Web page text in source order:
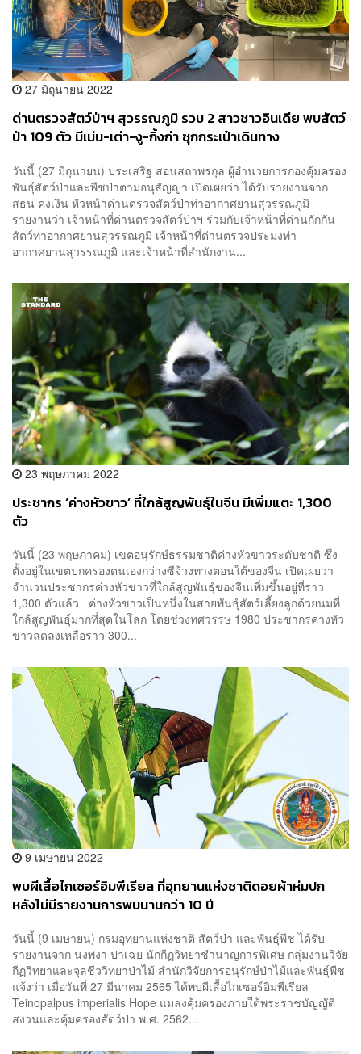
27 มิถุนายน 2022
ด่านตรวจสัตว์ป่าฯ สุวรรณภูมิ รวบ 2 สาวชาวอินเดีย พบสัตว์
ป่า 109 ตัว มีเม่น-เต่า-งู-กิ้งก่า ซุกกระเป๋าเดินทาง
วันนี้ (27 มิถุนายน) ประเสริฐ สอนสถาพรกุล ผู้อำนวยการกองคุ้มครอง
พันธุ์สัตว์ป่าและพืชป่าตามอนุสัญญา เปิดเผย​ว่า​ ได้รับรายงาน​จาก
สธน คงเงิน หัวหน้า​ด่านตรวจสัตว์ป่าท่าอากาศยานสุวรรณภูมิ
รายงาน​ว่า​ เจ้าหน้าที่ด่านตรวจสัตว์ป่าฯ ร่วมกับเจ้าหน้าที่ด่านกักกัน
สัตว์ท่าอากาศยานสุวรรณภูมิ เจ้าหน้าที่ด่านตรวจประมงท่า
อากาศยานสุวรรณภูมิ และเจ้าหน้าที่สำนักงาน...
23 พฤษภาคม 2022
ประชากร ‘ค่างหัวขาว’ ที่ใกล้สูญพันธุ์ในจีน มีเพิ่มแตะ 1,300
ตัว
วันนี้ (23 พฤษภาคม)​ เขตอนุรักษ์ธรรมชาติค่างหัวขาวระดับชาติ ซึ่ง
ตั้งอยู่ในเขตปกครองตนเองกว่างซีจ้วงทางตอนใต้ของจีน เปิดเผยว่า
จำนวนประชากรค่างหัวขาวที่ใกล้สูญพันธุ์ของจีนเพิ่มขึ้นอยู่ที่ราว
1,300 ตัวแล้ว ค่างหัวขาวเป็นหนึ่งในสายพันธุ์สัตว์เลี้ยงลูกด้วยนมที่
ใกล้สูญพันธุ์มากที่สุดในโลก โดยช่วงทศวรรษ 1980 ประชากรค่างหัว
ขาวลดลงเหลือราว 300...
9 เมษายน 2022
พบผีเสื้อไกเซอร์อิมพีเรียล ที่อุทยานแห่งชาติดอยผ้าห่มปก
หลังไม่มีรายงานการพบนานกว่า 10 ปี
วันนี้ (9 เมษายน) กรมอุทยานแห่งชาติ สัตว์ป่า และพันธุ์พืช ได้รับ
รายงานจาก นงพงา ปาเฉย นักกีฏวิทยาชำนาญการพิเศษ กลุ่มงานวิจัย
กีฏวิทยาและจุลชีววิทยาป่าไม้ สำนักวิจัยการอนุรักษ์ป่าไม้และพันธุ์พืช
แจ้งว่า เมื่อวันที่ 27 มีนาคม 2565 ได้พบผีเสื้อไกเซอร์อิมพีเรียล
Teinopalpus imperialis Hope แมลงคุ้มครองภายใต้พระราชบัญญัติ
สงวนและคุ้มครองสัตว์ป่า พ.ศ. 2562...